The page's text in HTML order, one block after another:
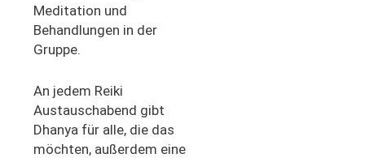
Meditation und
Behandlungen in der
Gruppe.
An jedem Reiki
Austauschabend gibt
Dhanya für alle, die das
möchten, außerdem eine